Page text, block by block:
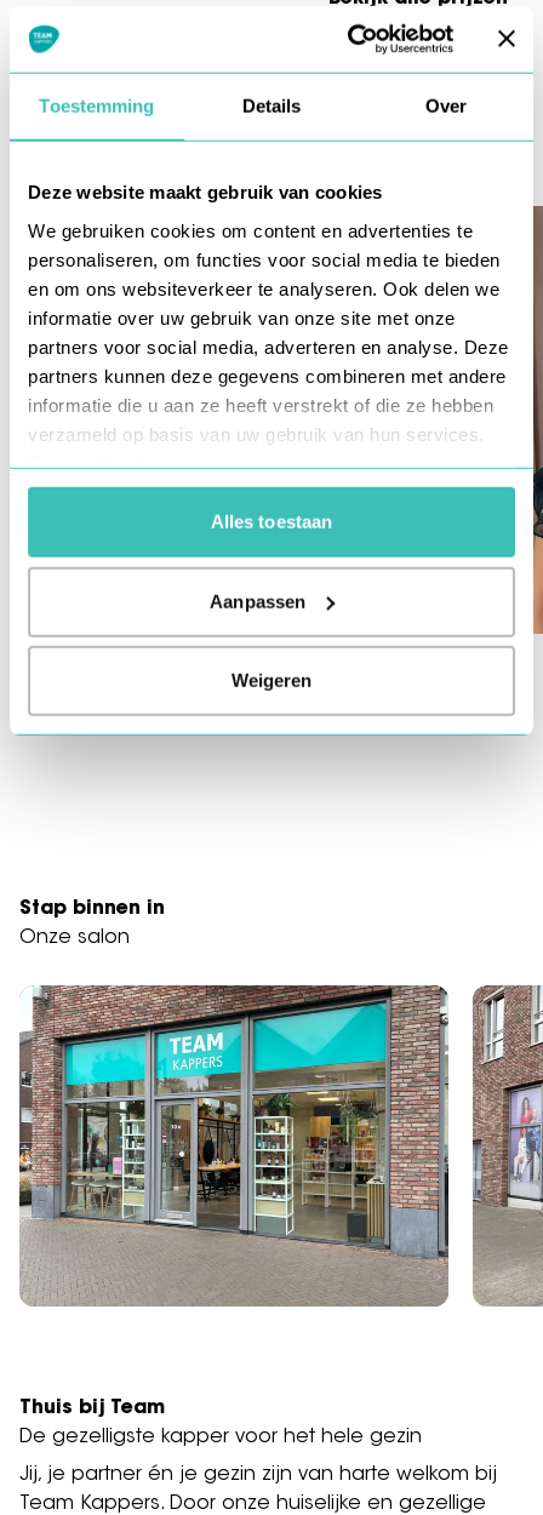
Toestemming Details Over
Deze website maakt gebruik van cookies
We gebruiken cookies om content en advertenties te
personaliseren, om functies voor social media te bieden
en om ons websiteverkeer te analyseren. Ook delen we
informatie over uw gebruik van onze site met onze
partners voor social media, adverteren en analyse. Deze
partners kunnen deze gegevens combineren met andere
informatie die u aan ze heeft verstrekt of die ze hebben
verzameld op basis van uw gebruik van hun services.
Alles toestaan
Aanpassen
Weigeren
Stap binnen in
Onze salon
Thuis bij Team
De gezelligste kapper voor het hele gezin
Jij, je partner én je gezin zijn van harte welkom bij
Team Kappers. Door onze huiselijke en gezellige